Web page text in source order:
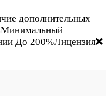
дополнительных
До 200%Лицензия